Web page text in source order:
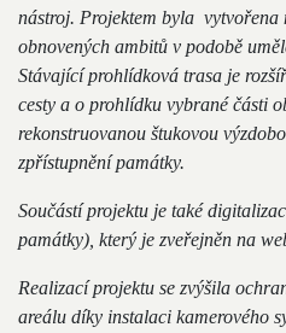
nástroj. Projektem byla vytvořena
obnovených ambitů v podobě
Stávající prohlídková trasa je
cesty a o prohlídku vybrané části
rekonstruovanou štukovou
zpřístupnění památky.
Součástí projektu je také
památky), který je zveřejněn na
Realizací projektu se zvýšila
areálu díky instalaci kamerového